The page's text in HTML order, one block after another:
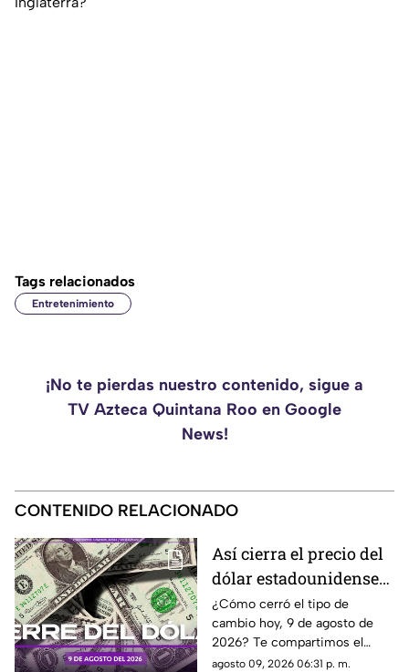
Tags relacionados
Entretenimiento
¡No te pierdas nuestro contenido, sigue a
TV Azteca Quintana Roo en Google
News!
CONTENIDO RELACIONADO
Así cierra el precio del
dólar estadounidense
HOY, domingo 9 de
agosto de 2026, en
Cancún
¿Cómo cerró el tipo de
cambio hoy, 9 de agosto de
2026? Te compartimos el
precio del dólar al cierre de
agosto 09, 2026 06:31 p. m.